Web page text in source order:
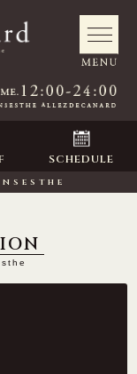
SCHEDULE